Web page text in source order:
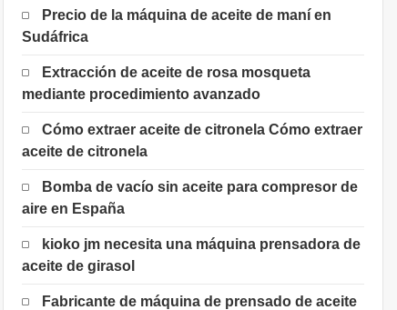
Precio de la máquina de aceite de maní en
Sudáfrica
Extracción de aceite de rosa mosqueta
mediante procedimiento avanzado
Cómo extraer aceite de citronela Cómo extraer
aceite de citronela
Bomba de vacío sin aceite para compresor de
aire en España
kioko jm necesita una máquina prensadora de
aceite de girasol
Fabricante de máquina de prensado de aceite